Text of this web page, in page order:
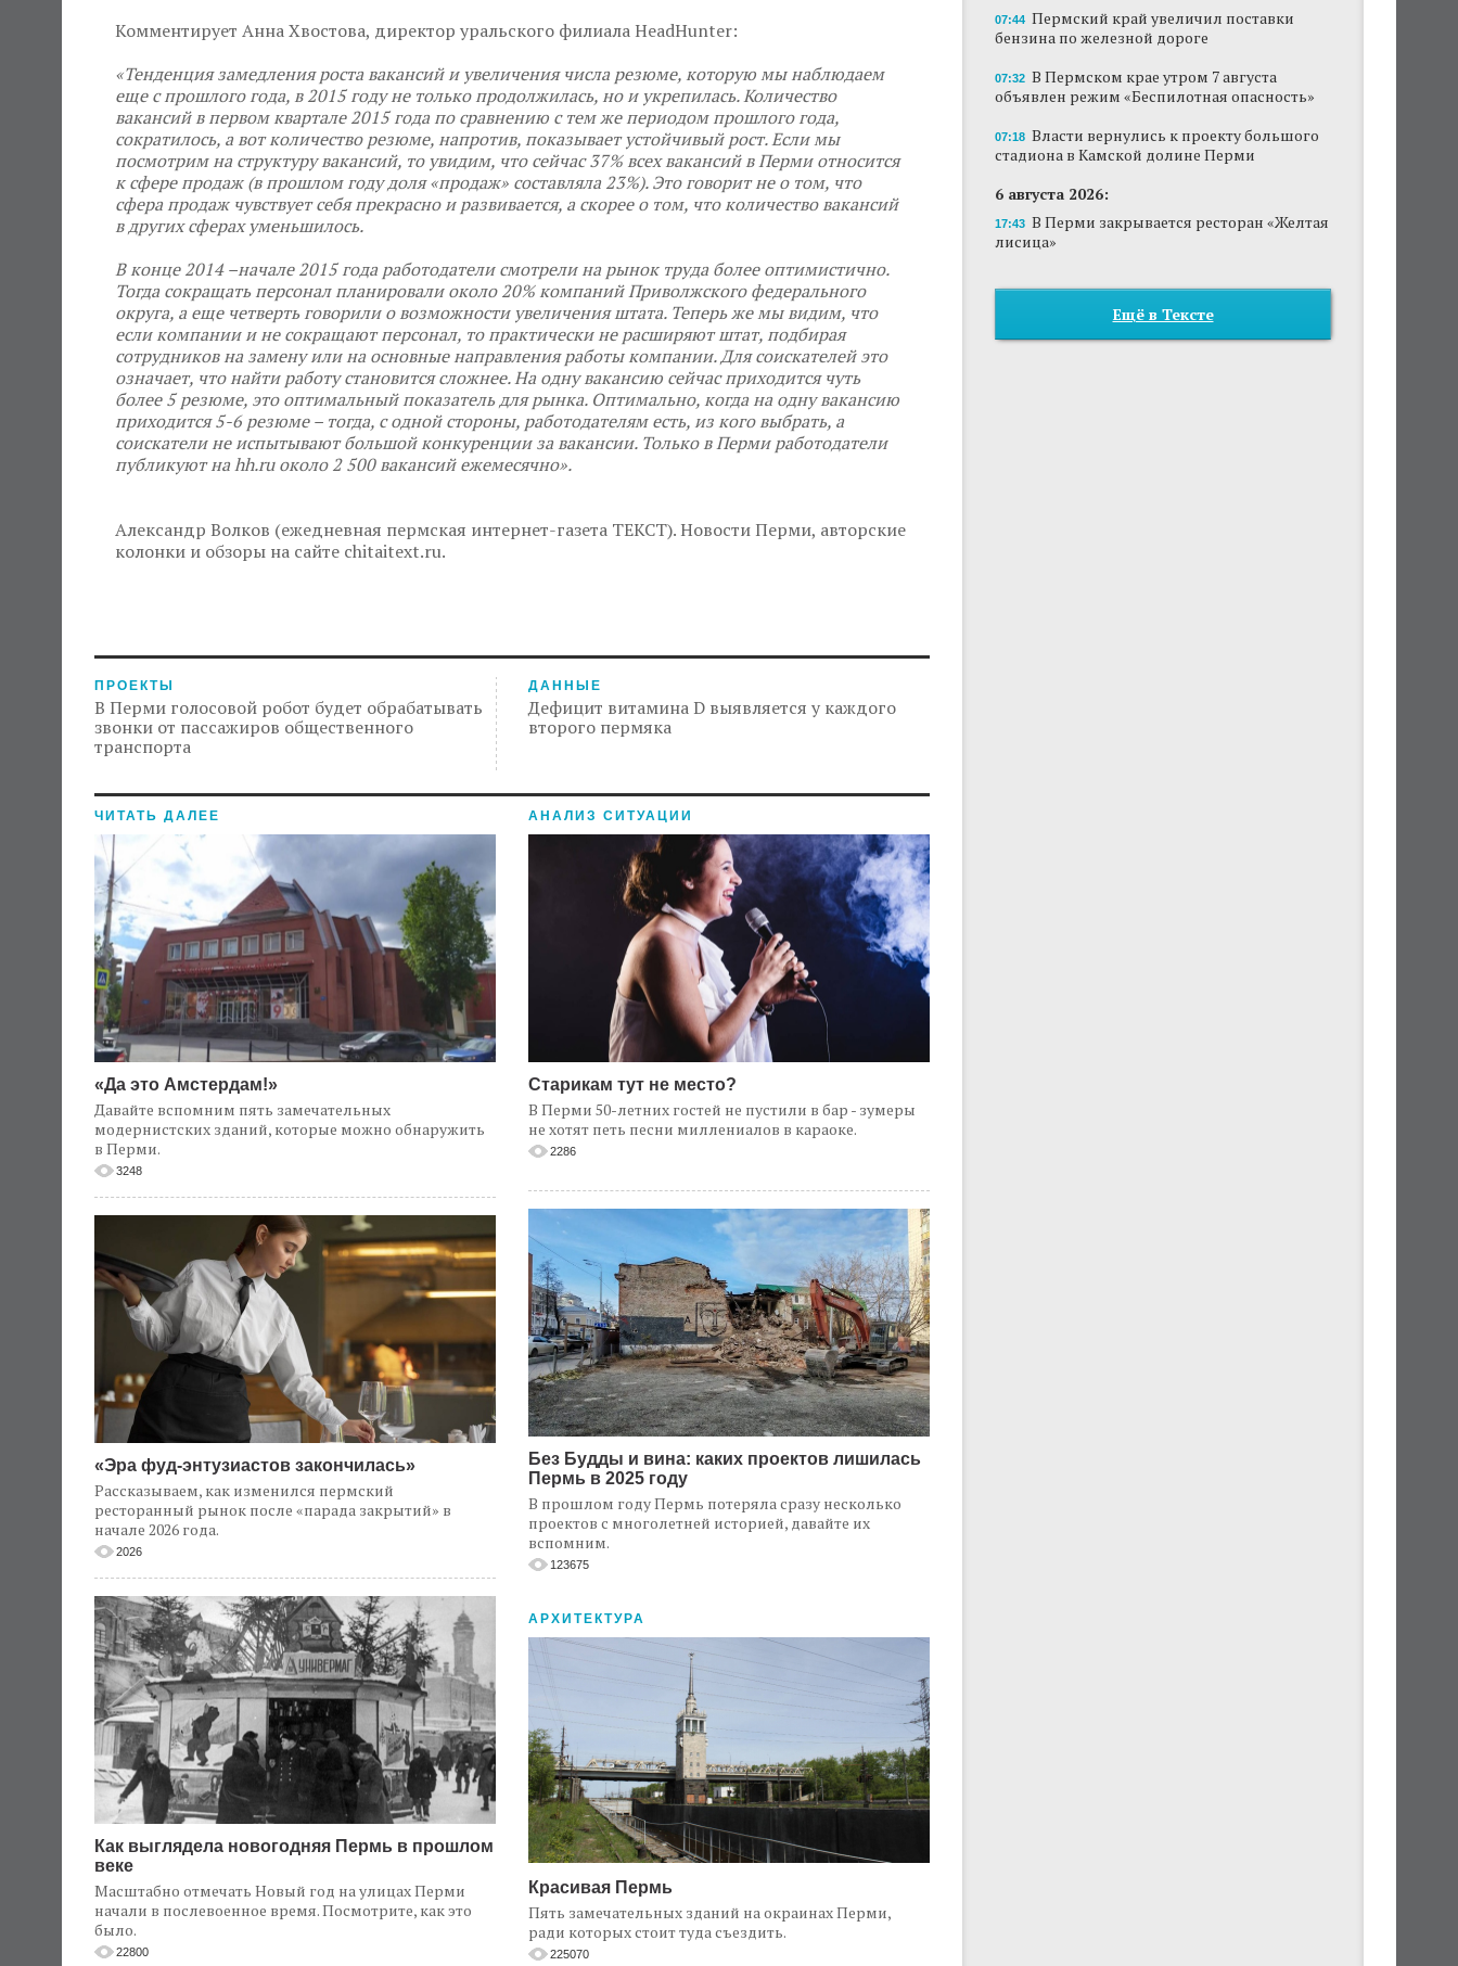
Комментирует Анна Хвостова, директор уральского филиала HeadHunter:
«Тенденция замедления роста вакансий и увеличения числа резюме, которую мы наблюдаем
еще с прошлого года, в 2015 году не только продолжилась, но и укрепилась. Количество
вакансий в первом квартале 2015 года по сравнению с тем же периодом прошлого года,
сократилось, а вот количество резюме, напротив, показывает устойчивый рост. Если мы
посмотрим на структуру вакансий, то увидим, что сейчас 37% всех вакансий в Перми относится
к сфере продаж (в прошлом году доля «продаж» составляла 23%). Это говорит не о том, что
сфера продаж чувствует себя прекрасно и развивается, а скорее о том, что количество вакансий
в других сферах уменьшилось.
В конце 2014 –начале 2015 года работодатели смотрели на рынок труда более оптимистично.
Тогда сокращать персонал планировали около 20% компаний Приволжского федерального
округа, а еще четверть говорили о возможности увеличения штата. Теперь же мы видим, что
если компании и не сокращают персонал, то практически не расширяют штат, подбирая
сотрудников на замену или на основные направления работы компании. Для соискателей это
означает, что найти работу становится сложнее. На одну вакансию сейчас приходится чуть
более 5 резюме, это оптимальный показатель для рынка. Оптимально, когда на одну вакансию
приходится 5-6 резюме – тогда, с одной стороны, работодателям есть, из кого выбрать, а
соискатели не испытывают большой конкуренции за вакансии. Только в Перми работодатели
публикуют на hh.ru около 2 500 вакансий ежемесячно».
Александр Волков (ежедневная пермская интернет-газета ТЕКСТ). Новости Перми, авторские
колонки и обзоры на сайте chitaitext.ru.
ПРОЕКТЫ
В Перми голосовой робот будет обрабатывать
звонки от пассажиров общественного
транспорта
ДАННЫЕ
Дефицит витамина D выявляется у каждого
второго пермяка
ЧИТАТЬ ДАЛЕЕ
«Да это Амстердам!»
Давайте вспомним пять замечательных
модернистских зданий, которые можно обнаружить
в Перми.
3248
«Эра фуд-энтузиастов закончилась»
Рассказываем, как изменился пермский
ресторанный рынок после «парада закрытий» в
начале 2026 года.
2026
Как выглядела новогодняя Пермь в прошлом
веке
Масштабно отмечать Новый год на улицах Перми
начали в послевоенное время. Посмотрите, как это
было.
22800
АНАЛИЗ СИТУАЦИИ
Старикам тут не место?
В Перми 50-летних гостей не пустили в бар - зумеры
не хотят петь песни миллениалов в караоке.
2286
Без Будды и вина: каких проектов лишилась
Пермь в 2025 году
В прошлом году Пермь потеряла сразу несколько
проектов с многолетней историей, давайте их
вспомним.
123675
АРХИТЕКТУРА
Красивая Пермь
Пять замечательных зданий на окраинах Перми,
ради которых стоит туда съездить.
225070
07:44 Пермский край увеличил поставки
бензина по железной дороге
07:32 В Пермском крае утром 7 августа
объявлен режим «Беспилотная опасность»
07:18 Власти вернулись к проекту большого
стадиона в Камской долине Перми
6 августа 2026:
17:43 В Перми закрывается ресторан «Желтая
лисица»
Ещё в Тексте